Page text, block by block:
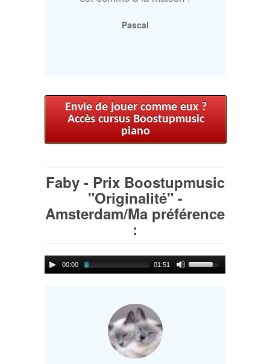
Pascal
Envie de jouer comme eux ?
Accès cursus Boostupmusic
piano
Faby - Prix Boostupmusic
"Originalité" -
Amsterdam/Ma préférence
:
00:00 01:51